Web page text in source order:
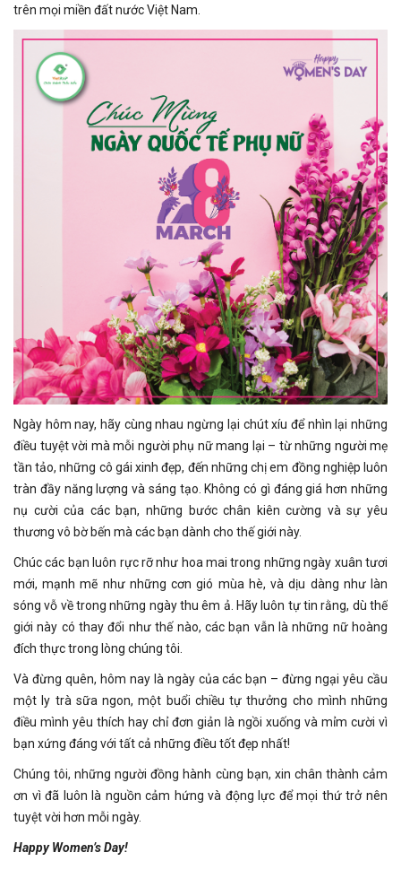
trên mọi miền đất nước Việt Nam.
Ngày hôm nay, hãy cùng nhau ngừng lại chút xíu để nhìn lại những
điều tuyệt vời mà mỗi người phụ nữ mang lại – từ những người mẹ
tần tảo, những cô gái xinh đẹp, đến những chị em đồng nghiệp luôn
tràn đầy năng lượng và sáng tạo. Không có gì đáng giá hơn những
nụ cười của các bạn, những bước chân kiên cường và sự yêu
thương vô bờ bến mà các bạn dành cho thế giới này.
Chúc các bạn luôn rực rỡ như hoa mai trong những ngày xuân tươi
mới, mạnh mẽ như những cơn gió mùa hè, và dịu dàng như làn
sóng vỗ về trong những ngày thu êm ả. Hãy luôn tự tin rằng, dù thế
giới này có thay đổi như thế nào, các bạn vẫn là những nữ hoàng
đích thực trong lòng chúng tôi.
Và đừng quên, hôm nay là ngày của các bạn – đừng ngại yêu cầu
một ly trà sữa ngon, một buổi chiều tự thưởng cho mình những
điều mình yêu thích hay chỉ đơn giản là ngồi xuống và mỉm cười vì
bạn xứng đáng với tất cả những điều tốt đẹp nhất!
Chúng tôi, những người đồng hành cùng bạn, xin chân thành cảm
ơn vì đã luôn là nguồn cảm hứng và động lực để mọi thứ trở nên
tuyệt vời hơn mỗi ngày.
Happy Women’s Day!